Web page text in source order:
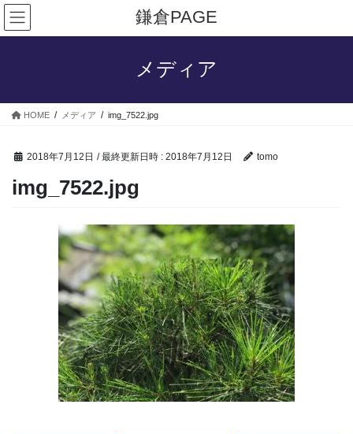
コ
ン
テ
ス
ナ
ビ
ゲ
ン
鎌倉PAGE
メディア
HOME メディア img_7522.jpg
2018年7月12日 / 最終更新日時 : 2018年7月12日 tomo
img_7522.jpg